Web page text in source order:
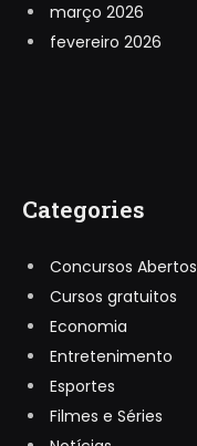
março 2026
fevereiro 2026
Categories
Concursos Abertos
Cursos gratuitos
Economia
Entretenimento
Esportes
Filmes e Séries